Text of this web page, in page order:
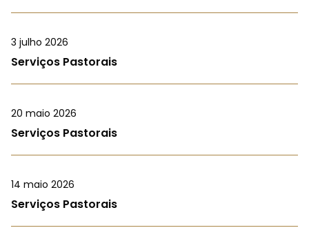
3 julho 2026
Serviços Pastorais
20 maio 2026
Serviços Pastorais
14 maio 2026
Serviços Pastorais